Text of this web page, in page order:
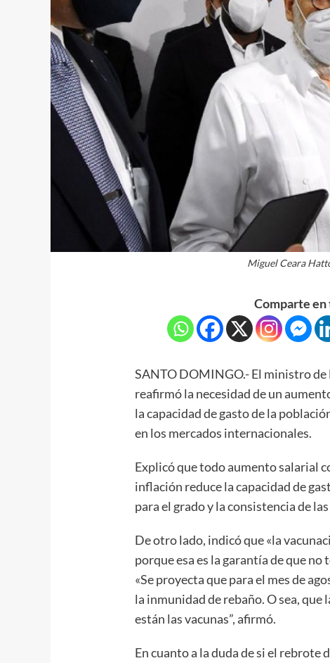
Miguel Ceara
Comparte en
SANTO DOMINGO.- El ministro
reafirmó la necesidad de un
la capacidad de gasto de la
en los mercados internacionales.
Explicó que todo aumento salarial
inflación reduce la capacidad de
para el grado y la consistencia de
De otro lado, indicó que «la
porque esa es la garantía de que no
«Se proyecta que para el mes de
la inmunidad de rebaño. O sea,
están las vacunas”, afirmó.
En cuanto a la duda de si el rebrote